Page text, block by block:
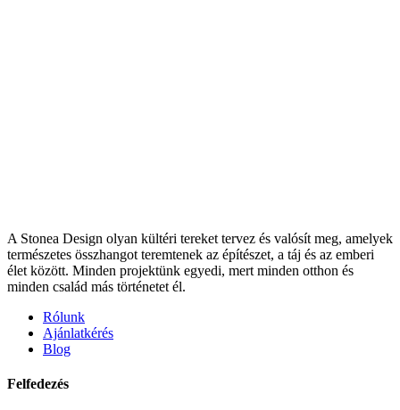
A Stonea Design olyan kültéri tereket tervez és valósít meg, amelyek
természetes összhangot teremtenek az építészet, a táj és az emberi
élet között. Minden projektünk egyedi, mert minden otthon és
minden család más történetet él.
Rólunk
Ajánlatkérés
Blog
Felfedezés